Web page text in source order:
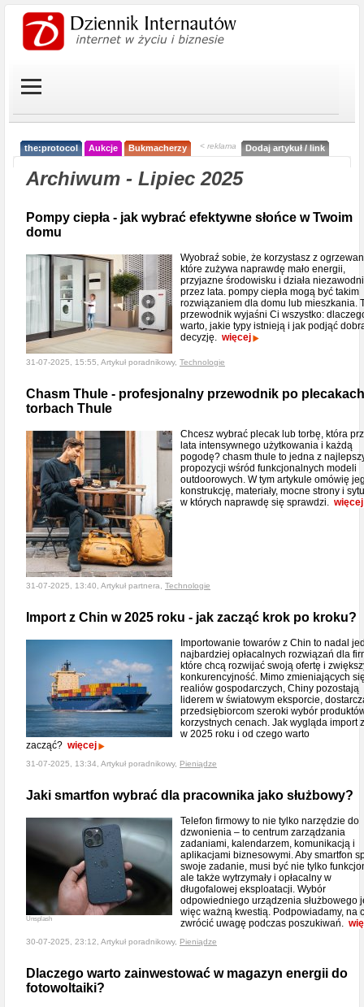
the:protocol Aukcje Bukmacherzy < reklama Dodaj artykuł / link
Archiwum - Lipiec 2025
Pompy ciepła - jak wybrać efektywne słońce w Twoim
domu
Wyobraź sobie, że korzystasz z
które zużywa naprawdę mało energii,
przyjazne środowisku i działa
przez lata. pompy ciepła mogą być takim
rozwiązaniem dla domu lub mieszkania.
przewodnik wyjaśni Ci wszystko:
warto, jakie typy istnieją i jak podjąć
decyzję. więcej
31-07-2025, 15:55, Artykuł poradnikowy, Technologie
Chasm Thule - profesjonalny przewodnik po
torbach Thule
Chcesz wybrać plecak lub torbę, która
lata intensywnego użytkowania i każdą
pogodę? chasm thule to jedna z
propozycji wśród funkcjonalnych modeli
outdoorowych. W tym artykule omówię
konstrukcję, materiały, mocne strony i
w których naprawdę się sprawdzi. więcej
31-07-2025, 13:40, Artykuł partnera, Technologie
Import z Chin w 2025 roku - jak zacząć krok po kroku?
Importowanie towarów z Chin to nadal
najbardziej opłacalnych rozwiązań dla
które chcą rozwijać swoją ofertę i
konkurencyjność. Mimo zmieniających
realiów gospodarczych, Chiny pozostają
liderem w światowym eksporcie,
przedsiębiorcom szeroki wybór
korzystnych cenach. Jak wygląda import
w 2025 roku i od czego warto
zacząć? więcej
31-07-2025, 13:34, Artykuł poradnikowy, Pieniądze
Jaki smartfon wybrać dla pracownika jako służbowy?
Unsplash
Telefon firmowy to nie tylko narzędzie do
dzwonienia – to centrum zarządzania
zadaniami, kalendarzem, komunikacją i
aplikacjami biznesowymi. Aby smartfon
swoje zadanie, musi być nie tylko
ale także wytrzymały i opłacalny w
długofalowej eksploatacji. Wybór
odpowiedniego urządzenia służbowego
więc ważną kwestią. Podpowiadamy, na
zwrócić uwagę podczas poszukiwań.
30-07-2025, 23:12, Artykuł poradnikowy, Pieniądze
Dlaczego warto zainwestować w magazyn energii do
fotowoltaiki?